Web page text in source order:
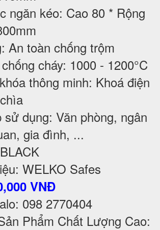
ngăn kéo: Cao 80 * Rộng
An toàn chống trộm
cháy: 1000 - 1200°C
thông minh: Khoá điện
dụng: Văn phòng, ngân
gia đình, ...
WELKO Safes
VNĐ
098 2770404
Phẩm Chất Lượng Cao: